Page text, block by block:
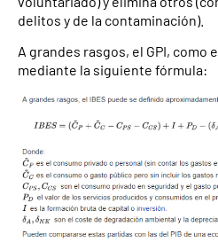
delitos y de la contaminación).
A grandes rasgos, el GPI, como
mediante la siguiente fórmula: